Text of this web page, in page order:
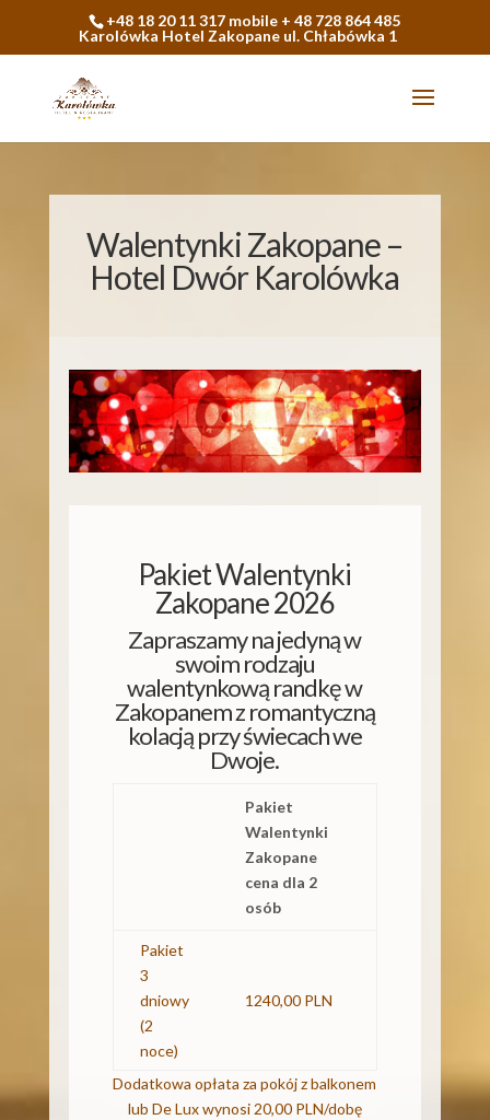
+48 18 20 11 317 mobile + 48 728 864 485
Karolówka Hotel Zakopane ul. Chłabówka 1
Walentynki Zakopane –
Hotel Dwór Karolówka
Pakiet Walentynki
Zakopane 2026
Zapraszamy na jedyną w
swoim rodzaju
walentynkową randkę w
Zakopanem z romantyczną
kolacją przy świecach we
Dwoje.
Pakiet
Walentynki
Zakopane
cena dla 2
osób
Pakiet
3
dniowy
(2
noce)
1240,00 PLN
Dodatkowa opłata za pokój z balkonem
lub De Lux wynosi 20,00 PLN/dobę